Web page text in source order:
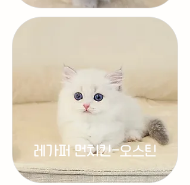
레가퍼 먼치킨-오스틴